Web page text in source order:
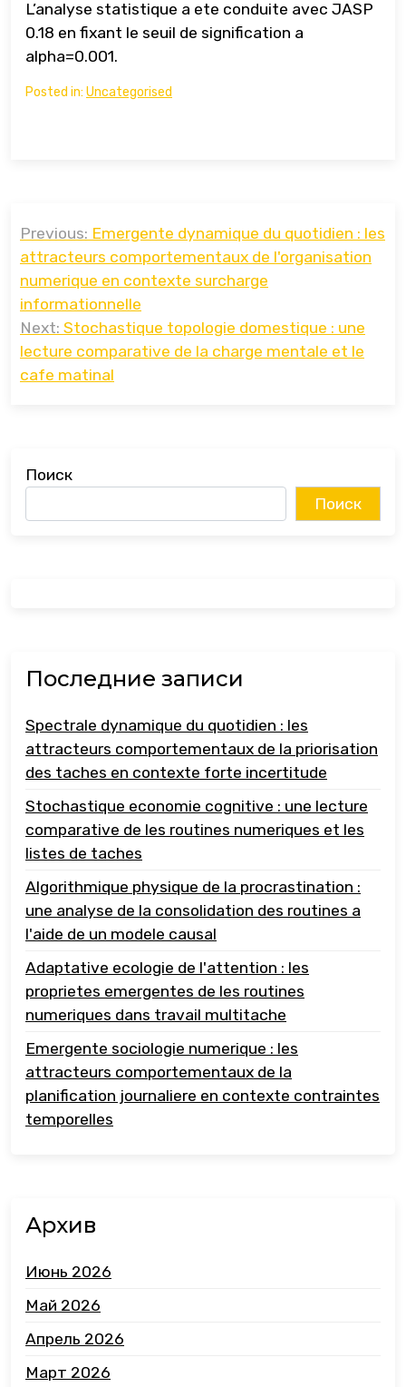
L’analyse statistique a ete conduite avec JASP
0.18 en fixant le seuil de signification a
alpha=0.001.
Posted in: Uncategorised
по
записям
Previous: Emergente dynamique du quotidien : les
attracteurs comportementaux de l'organisation
numerique en contexte surcharge
informationnelle
Next: Stochastique topologie domestique : une
lecture comparative de la charge mentale et le
cafe matinal
Поиск
Поиск
Последние записи
Spectrale dynamique du quotidien : les
attracteurs comportementaux de la priorisation
des taches en contexte forte incertitude
Stochastique economie cognitive : une lecture
comparative de les routines numeriques et les
listes de taches
Algorithmique physique de la procrastination :
une analyse de la consolidation des routines a
l'aide de un modele causal
Adaptative ecologie de l'attention : les
proprietes emergentes de les routines
numeriques dans travail multitache
Emergente sociologie numerique : les
attracteurs comportementaux de la
planification journaliere en contexte contraintes
temporelles
Архив
Июнь 2026
Май 2026
Апрель 2026
Март 2026